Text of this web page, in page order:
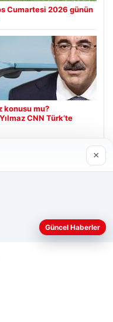
Cumartesi 2026 günün
konusu mu?
CNN Türk’te
iyi anlayabilmek,
amacıyla çerezler
×
Güncel Haberler